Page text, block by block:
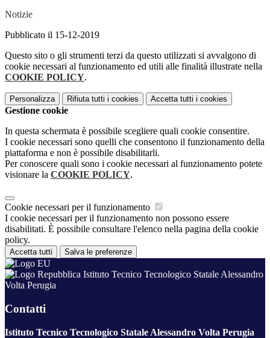
Notizie
Pubblicato il 15-12-2019
Questo sito o gli strumenti terzi da questo utilizzati si avvalgono di
cookie necessari al funzionamento ed utili alle finalità illustrate nella
COOKIE POLICY.
Personalizza Rifiuta tutti i cookies Accetta tutti i cookies
Gestione cookie
In questa schermata è possibile scegliere quali cookie consentire.
I cookie necessari sono quelli che consentono il funzionamento della
piattaforma e non è possibile disabilitarli.
Per conoscere quali sono i cookie necessari al funzionamento potete
visionare la COOKIE POLICY.
Cookie necessari per il funzionamento
I cookie necessari per il funzionamento non possono essere
disabilitati. È possibile consultare l'elenco nella pagina della cookie
policy.
Accetta tutti Salva le preferenze
Istituto Tecnico Tecnologico Statale Alessandro
Volta Perugia
Contatti
Istituto Tecnico Tecnologico Statale Alessandro Volta Perugia